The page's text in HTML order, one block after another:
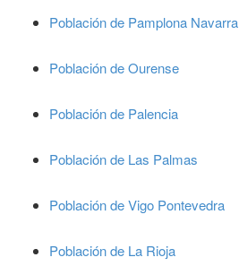
Población de Pamplona Navarra
Población de Ourense
Población de Palencia
Población de Las Palmas
Población de Vigo Pontevedra
Población de La Rioja